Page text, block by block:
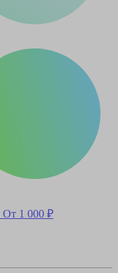
От 1 000 ₽